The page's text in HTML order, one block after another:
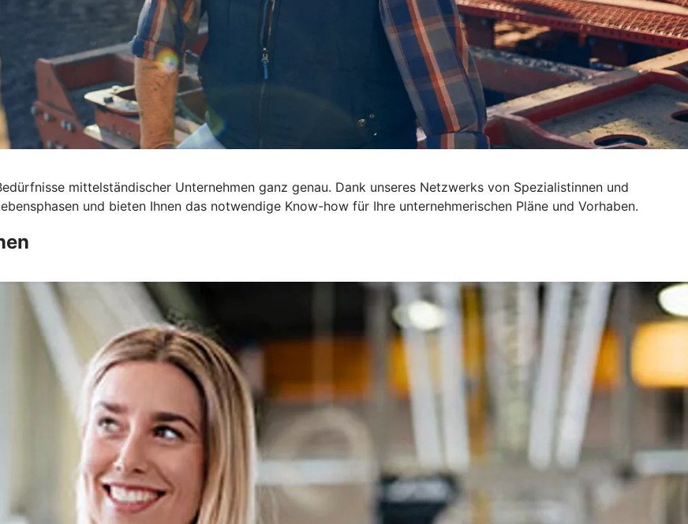
mittelständischer Unternehmen ganz genau. Dank unseres Netzwerks von Spezialistinnen und
und bieten Ihnen das notwendige Know-how für Ihre unternehmerischen Pläne und Vorhaben.